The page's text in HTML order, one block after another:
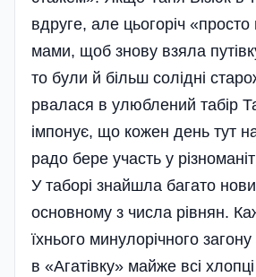
вдруге, але цьогоріч
мами, щоб знову взяла
то були й більш солідні
рвалася в улюблений табір
імпонує, що кожен день тут
радо бере участь у
У таборі знайшла багато
основному з числа рівнян.
їхнього минулорічного
в «Агатівку» майже всі